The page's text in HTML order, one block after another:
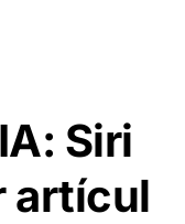
Siri
artícul